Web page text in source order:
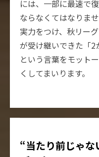
には、一部に最速で
ならなくてはなりま
実力をつけ、秋リー
が受け継いできた「2
という言葉をモット
くしてまいります。
“当たり前じゃ